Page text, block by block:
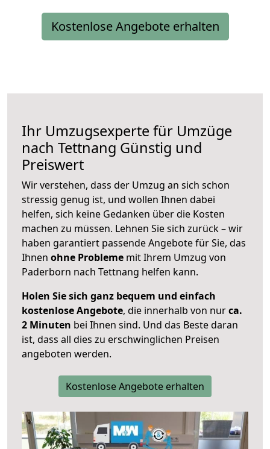
Kostenlose Angebote erhalten
Ihr Umzugsexperte für Umzüge
nach Tettnang Günstig und
Preiswert
Wir verstehen, dass der Umzug an sich schon
stressig genug ist, und wollen Ihnen dabei
helfen, sich keine Gedanken über die Kosten
machen zu müssen. Lehnen Sie sich zurück – wir
haben garantiert passende Angebote für Sie, das
Ihnen ohne Probleme mit Ihrem Umzug von
Paderborn nach Tettnang helfen kann.
Holen Sie sich ganz bequem und einfach
kostenlose Angebote, die innerhalb von nurca.
2 Minuten bei Ihnen sind. Und das Beste daran
ist, dass all dies zu erschwinglichen Preisen
angeboten werden.
Kostenlose Angebote erhalten